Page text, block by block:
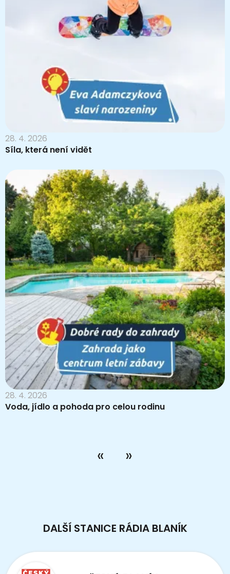
28. 4. 2026
Síla, která není vidět
28. 4. 2026
Voda, jídlo a pohoda pro celou rodinu
DALŠÍ STANICE RÁDIA BLANÍK